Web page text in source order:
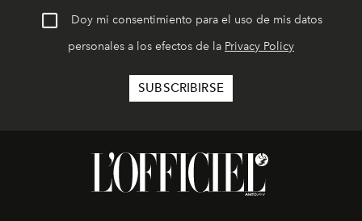
Doy mi consentimiento para el uso de mis datos
personales a los efectos de la Privacy Policy